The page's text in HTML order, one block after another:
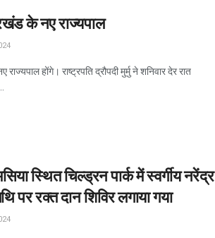
के नए राज्यपाल
होंगे। राष्ट्रपति द्रौपदी मुर्मु ने शनिवार देर रात
स्थित चिल्ड्रन पार्क में स्वर्गीय नरेंद्र
पर रक्त दान शिविर लगाया गया